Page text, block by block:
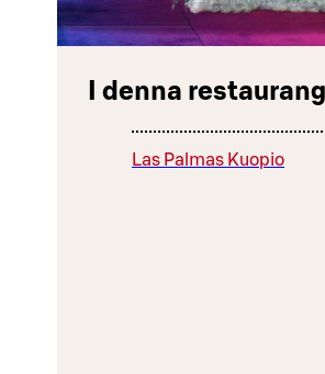
I denna restaurang
Las Palmas Kuopio